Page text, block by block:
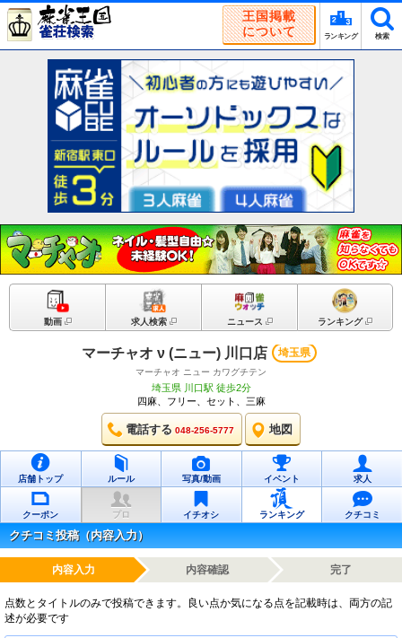
王国掲載
について
ランキング 検索
動画 求人検索 ニュース ランキング
マーチャオ ν (ニュー) 川口店 埼玉県
マーチャオ ニュー カワグチテン
埼玉県 川口駅 徒歩2分
四麻、フリー、セット、三麻
電話する 048-256-5777 地図
店舗トップ ルール 写真/動画 イベント 求人
クーポン プロ イチオシ ランキング クチコミ
クチコミ投稿（内容入力）
内容入力 内容確認 完了
点数とタイトルのみで投稿できます。良い点か気になる点を記載時は、両方の記
述が必要です